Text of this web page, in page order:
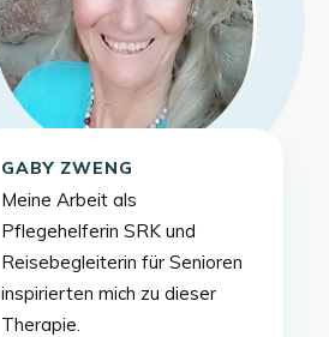
GABY ZWENG
Meine Arbeit als
Pflegehelferin SRK und
Reisebegleiterin für Senioren
inspirierten mich zu dieser
Therapie.